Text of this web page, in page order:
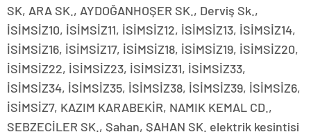
SK, ARA SK., AYDOĞANHOŞER SK., Derviş Sk.,
İSİMSİZ10, İSİMSİZ11, İSİMSİZ12, İSİMSİZ13, İSİMSİZ14,
İSİMSİZ16, İSİMSİZ17, İSİMSİZ18, İSİMSİZ19, İSİMSİZ20,
İSİMSİZ22, İSİMSİZ23, İSİMSİZ31, İSİMSİZ33,
İSİMSİZ34, İSİMSİZ35, İSİMSİZ38, İSİMSİZ39, İSİMSİZ6,
İSİMSİZ7, KAZIM KARABEKİR, NAMIK KEMAL CD.,
SEBZECİLER SK., Şahan, ŞAHAN SK. elektrik kesintisi